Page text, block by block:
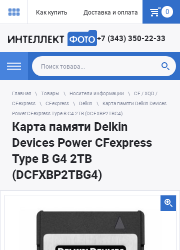
Как купить Доставка и оплата Гарантия
0
+7 (343) 350-22-33
Главная Товары Носители информации
CF / XQD /
CFexpress
CFexpress Delkin
Карта памяти Delkin Devices
Power CFexpress Type B G4 2TB (DCFXBP2TBG4)
Карта памяти Delkin
Devices Power CFexpress
Type B G4 2TB
(DCFXBP2TBG4)